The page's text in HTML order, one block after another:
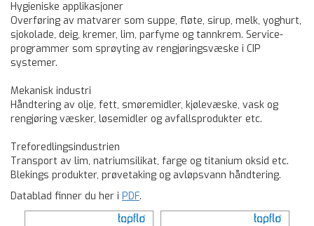
Hygieniske applikasjoner
Overføring av matvarer som suppe, fløte, sirup, melk, yoghurt,
sjokolade, deig, kremer, lim, parfyme og tannkrem. Service-
programmer som sprøyting av rengjøringsvæske i CIP
systemer.
Mekanisk industri
Håndtering av olje, fett, smøremidler, kjølevæske, vask og
rengjøring væsker, løsemidler og avfallsprodukter etc.
Treforedlingsindustrien
Transport av lim, natriumsilikat, farge og titanium oksid etc.
Blekings produkter, prøvetaking og avløpsvann håndtering.
Datablad finner du her i PDF.